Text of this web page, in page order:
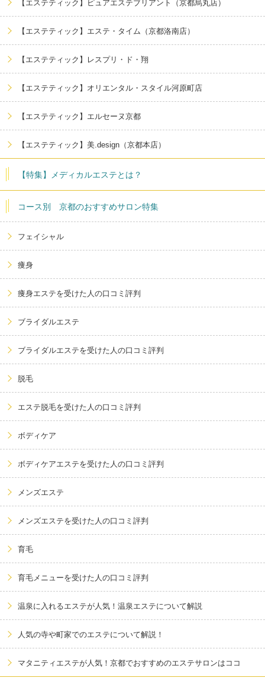
【エステティック】ピュアエステブリアント（京都烏丸店）
【エステティック】エステ・タイム（京都洛南店）
【エステティック】レスプリ・ド・翔
【エステティック】オリエンタル・スタイル河原町店
【エステティック】エルセーヌ京都
【エステティック】美.design（京都本店）
【特集】メディカルエステとは？
コース別 京都のおすすめサロン特集
フェイシャル
痩身
痩身エステを受けた人の口コミ評判
ブライダルエステ
ブライダルエステを受けた人の口コミ評判
脱毛
エステ脱毛を受けた人の口コミ評判
ボディケア
ボディケアエステを受けた人の口コミ評判
メンズエステ
メンズエステを受けた人の口コミ評判
育毛
育毛メニューを受けた人の口コミ評判
温泉に入れるエステが人気！温泉エステについて解説
人気の寺や町家でのエステについて解説！
マタニティエステが人気！京都でおすすめのエステサロンはココ